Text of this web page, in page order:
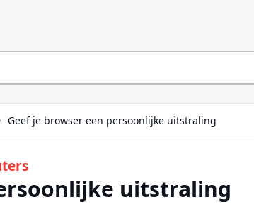
Geef je browser een persoonlijke uitstraling
uitstraling